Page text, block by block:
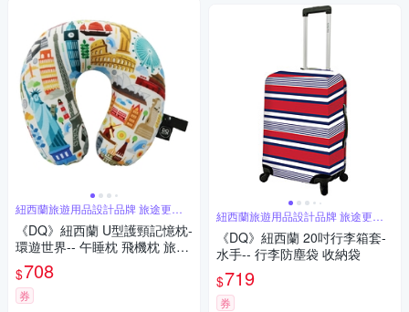
紐西蘭旅遊用品設計品牌 旅途更舒
適
《DQ》紐西蘭 U型護頸記憶枕-
環遊世界-- 午睡枕 飛機枕 旅行
枕 護頸枕 U行枕
$708
券
紐西蘭旅遊用品設計品牌 旅途更舒
適
《DQ》紐西蘭 20吋行李箱套-
水手-- 行李防塵袋 收納袋
$719
券